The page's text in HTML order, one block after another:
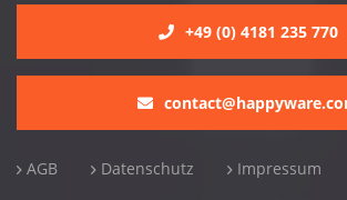
+49 (0) 4181 235 770
AGB Datenschutz Impressum